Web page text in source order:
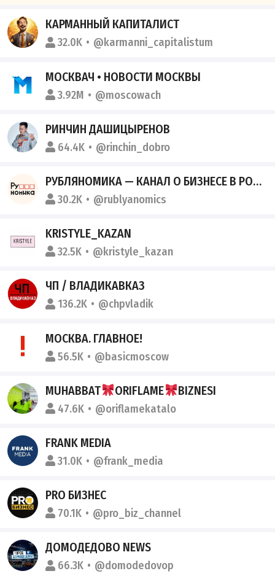
КАРМАННЫЙ КАПИТАЛИСТ
32.0K @karmanni_capitalistum
МОСКВАЧ • НОВОСТИ МОСКВЫ
3.92M @moscowach
РИНЧИН ДАШИЦЫРЕНОВ
64.4K @rinchin_dobro
РУБЛЯНОМИКА — КАНАЛ О БИЗНЕСЕ В РОССИИ
30.2K @rublyanomics
KRISTYLE_KAZAN
32.5K @kristyle_kazan
ЧП / ВЛАДИКАВКАЗ
136.2K @chpvladik
МОСКВА. ГЛАВНОЕ!
56.5K @basicmoscow
MUHABBAT ORIFLAME BIZNESI
47.6K @oriflamekatalo
FRANK MEDIA
31.0K @frank_media
PRO БИЗНЕС
70.1K @pro_biz_channel
ДОМОДЕДОВО NEWS
66.3K @domodedovop